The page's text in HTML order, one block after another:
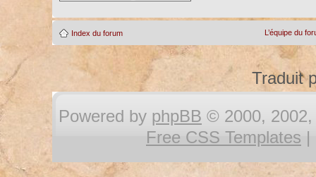
Index du forum L’équipe du
Traduit
Powered by phpBB © 2000, 2002,
Free CSS Templates |